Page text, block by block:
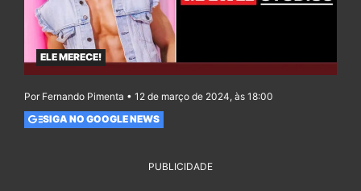
ELE MERECE!
Por Fernando Pimenta • 12 de março de 2024, às 18:00
SIGA NO GOOGLE NEWS
PUBLICIDADE